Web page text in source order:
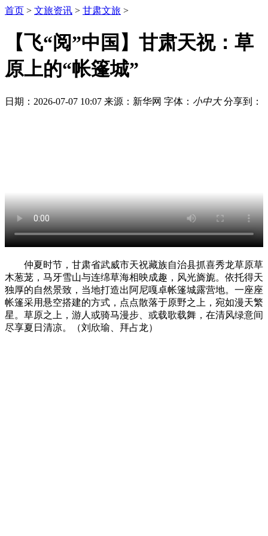
首页 > 文旅资讯 > 甘肃文旅 >
【飞“阅”中国】甘肃天祝：草
原上的“帐篷城”
日期：2026-07-07 10:07 来源：新华网 字体： 小中大 分享到：
仲夏时节，甘肃省武威市天祝藏族自治县抓喜秀龙草原草
木葱茏，马牙雪山与连绵草海相映成趣，风光旖旎。依托得天
独厚的自然景致，当地打造出阿尼嘎卓帐篷城露营地。一座座
帐篷采用悬空搭建的方式，点点散落于原野之上，宛如漫天繁
星。草原之上，游人或骑马漫步、或载歌载舞，在清风绿意间
尽享夏日清凉。（刘欣瑜、拜占龙）